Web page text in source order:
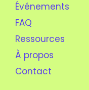
Événements
FAQ
Ressources
À propos
Contact